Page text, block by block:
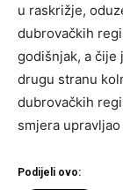
u raskrižje,
dubrovačkih
godišnjak, a čije
drugu stranu
dubrovačkih
smjera
Podijeli ovo: